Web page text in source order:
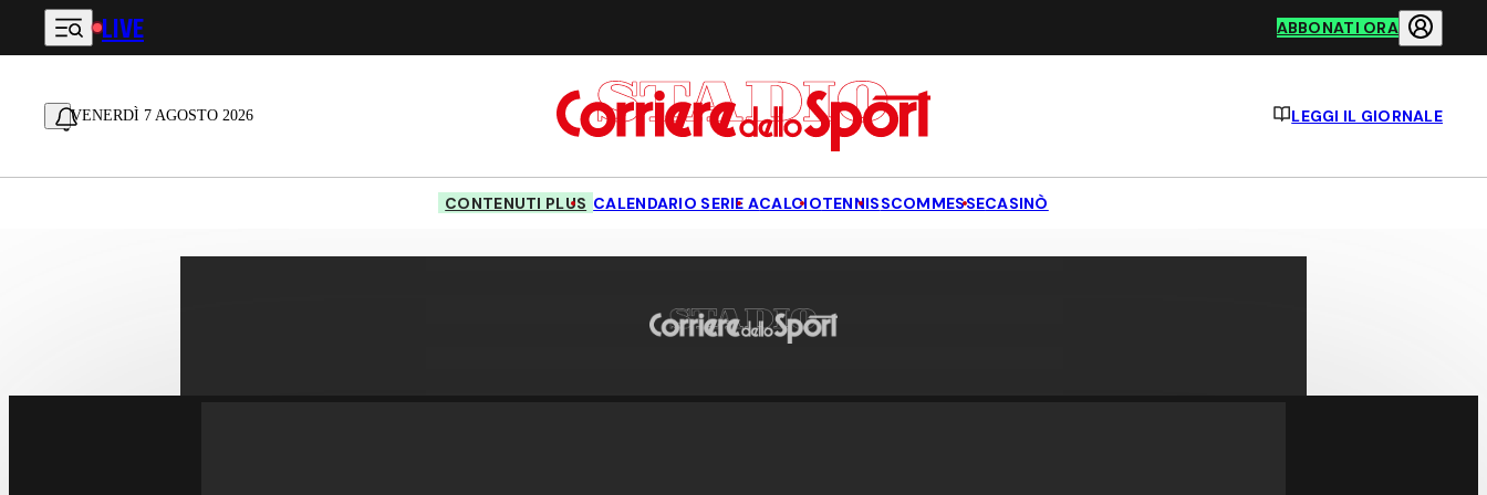
Vai al contenuto principale
LIVE ABBONATI ORA
VENERDÌ 7 AGOSTO 2026 LEGGI IL GIORNALE
CONTENUTI PLUS CALENDARIO SERIE ACALCIOTENNISSCOMMESSECASINÒ